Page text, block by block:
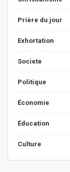
Prière du jour
Exhortation
Societe
Politique
Économie
Éducation
Culture